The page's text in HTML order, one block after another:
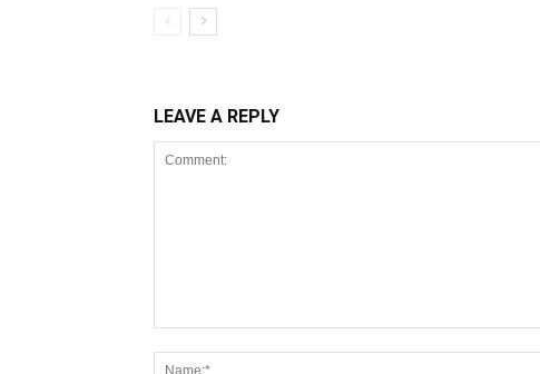
LEAVE A REPLY